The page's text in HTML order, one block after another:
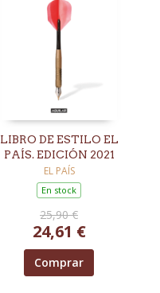
LIBRO DE ESTILO EL
PAÍS. EDICIÓN 2021
EL PAÍS
En stock
25,90 €
24,61 €
Comprar